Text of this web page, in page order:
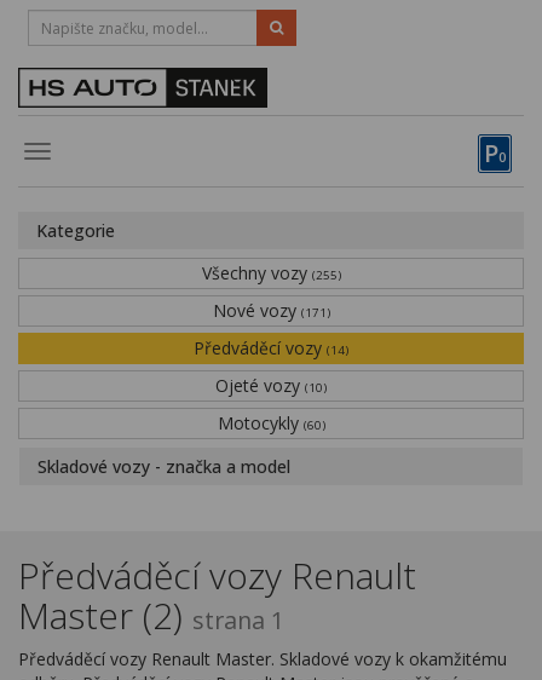
P0
Toggle
HOTLINE:
STRAKONICE-383 335 366
Obytné vozy
Financování
Novinky
Kariéra
Kontakty
Kategorie
Všechny vozy (255)
Nové vozy (171)
Předváděcí vozy (14)
Ojeté vozy (10)
Motocykly (60)
Skladové vozy - značka a model
Předváděcí vozy Renault
Master (2) strana 1
Předváděcí vozy Renault Master. Skladové vozy k okamžitému